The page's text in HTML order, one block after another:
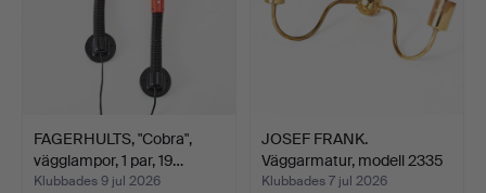
FAGERHULTS, "Cobra",
vägglampor, 1 par, 19…
Klubbades 9 jul 2026
JOSEF FRANK.
Väggarmatur, modell 2335
för …
Klubbades 7 jul 2026